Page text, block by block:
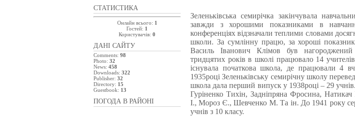
СТАТИСТИКА
Онлайн всього: 1
Гостей: 1
Користувачів: 0
ДАНІ САЙТУ
Comments: 98
Photo: 32
News: 458
Downloads: 322
Publisher: 32
Directory: 15
Guestbook: 13
ПОГОДА В РАЙОНІ
Зеленьківська семирічка закінчувала
завжди з хорошими показниками в
конференціях відзначали теплими словами
школи. За сумлінну працю, за хороші
Василь Іванович Клімов був
тридцятих років в школі працювало 14
існувала початкова школа, де працювали 4
1935році Зеленьківську семирічну школу
школа дала перший випуск у 1938році – 29
Гуріненко Тихін, Задніпряна Фросина,
І., Мороз Є., Шевченко М. Та ін. До 1941 року
учнів з 10 класу.